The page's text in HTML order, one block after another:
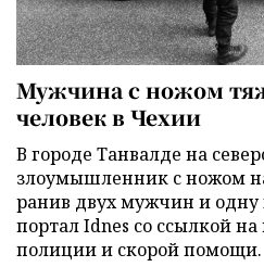
Мужчина с ножом
человек в Чехии
В городе Танвалде на
злоумышленник с ножом
ранив двух мужчин и
портал Idnes со ссылкой
полиции и скорой помощи.